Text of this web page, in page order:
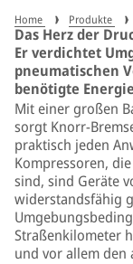
Home Produkte
Das Herz der
Er verdichtet
pneumatischen
benötigte
Mit einer großen
sorgt Knorr-
praktisch jeden
Kompressoren,
sind, sind Geräte
widerstandsfähig
Straßenkilometer
und vor allem den